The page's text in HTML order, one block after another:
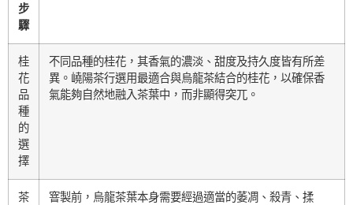
步
驟
桂
花
品
種
的
選
擇
不同品種的桂花，其香氣的濃淡、甜度及持久度皆有所差
異。嶢陽茶行選用最適合與烏龍茶結合的桂花，以確保香
氣能夠自然地融入茶葉中，而非顯得突兀。
茶
窨製前，烏龍茶葉本身需要經過適當的萎凋、殺青、揉